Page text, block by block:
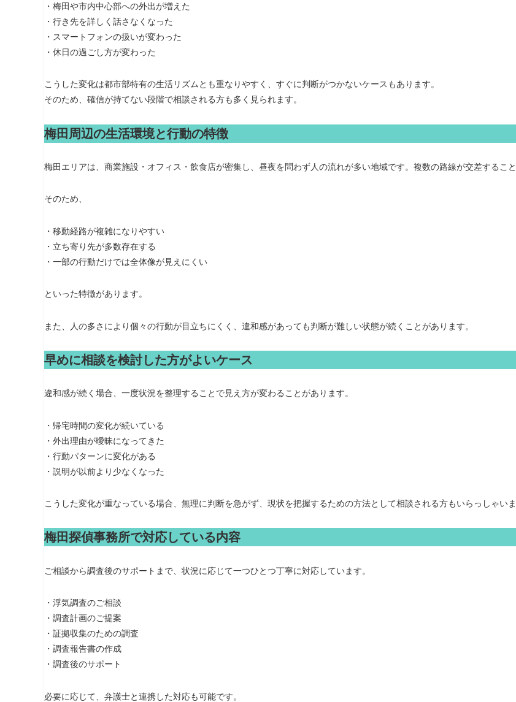
・梅田や市内中心部への外出が増えた
・行き先を詳しく話さなくなった
・スマートフォンの扱いが変わった
・休日の過ごし方が変わった
こうした変化は都市部特有の生活リズムとも重なりやすく、すぐに判断がつかないケースもあります。
そのため、確信が持てない段階で相談される方も多く見られます。
梅田周辺の生活環境と行動の特徴
梅田エリアは、商業施設・オフィス・飲食店が密集し、昼夜を問わず人の流れが多い地域です。複数の路線が交差するこ
そのため、
・移動経路が複雑になりやすい
・立ち寄り先が多数存在する
・一部の行動だけでは全体像が見えにくい
といった特徴があります。
また、人の多さにより個々の行動が目立ちにくく、違和感があっても判断が難しい状態が続くことがあります。
早めに相談を検討した方がよいケース
違和感が続く場合、一度状況を整理することで見え方が変わることがあります。
・帰宅時間の変化が続いている
・外出理由が曖昧になってきた
・行動パターンに変化がある
・説明が以前より少なくなった
こうした変化が重なっている場合、無理に判断を急がず、現状を把握するための方法として相談される方もいらっしゃいま
梅田探偵事務所で対応している内容
ご相談から調査後のサポートまで、状況に応じて一つひとつ丁寧に対応しています。
・浮気調査のご相談
・調査計画のご提案
・証拠収集のための調査
・調査報告書の作成
・調査後のサポート
必要に応じて、弁護士と連携した対応も可能です。